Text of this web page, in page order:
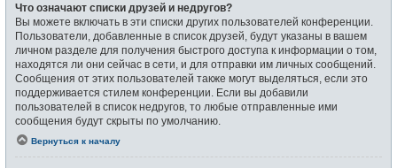
Что означают списки друзей и недругов?
Вы можете включать в эти списки других пользователей конференции.
Пользователи, добавленные в список друзей, будут указаны в вашем
личном разделе для получения быстрого доступа к информации о том,
находятся ли они сейчас в сети, и для отправки им личных сообщений.
Сообщения от этих пользователей также могут выделяться, если это
поддерживается стилем конференции. Если вы добавили
пользователей в список недругов, то любые отправленные ими
сообщения будут скрыты по умолчанию.
Вернуться к началу